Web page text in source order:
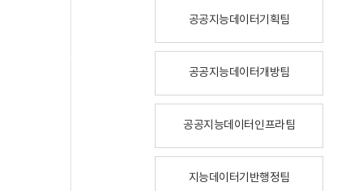
공공지능데이터기획팀
공공지능데이터개방팀
공공지능데이터인프라팀
지능데이터기반행정팀